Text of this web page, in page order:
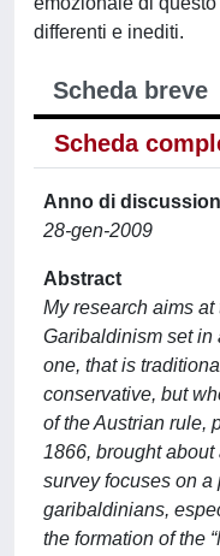
differenti e inediti.
Scheda breve
Scheda
Anno di
28-gen-2009
Abstract
My research aims
Garibaldinism set in
one, that is
conservative, but
of the Austrian rule,
1866, brought
survey focuses on a
garibaldinians,
the formation of the